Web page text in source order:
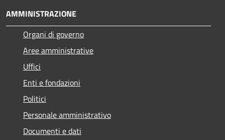
AMMINISTRAZIONE
Organi di governo
Aree amministrative
Uffici
Enti e fondazioni
Politici
Personale amministrativo
Documenti e dati